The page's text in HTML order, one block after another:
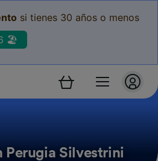
si tienes 30 años o menos
🏖️
Perugia Silvestrini